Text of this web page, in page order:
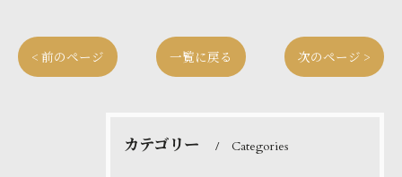
< 前のページ 一覧に戻る 次のページ >
カテゴリー Categories